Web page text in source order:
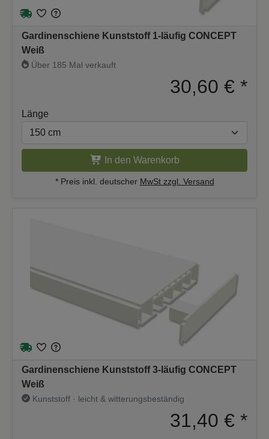
Gardinenschiene Kunststoff 1-läufig CONCEPT
Weiß
Über 185 Mal verkauft
30,60 € *
Länge
In den Warenkorb
* Preis inkl. deutscher MwSt zzgl. Versand
Gardinenschiene Kunststoff 3-läufig CONCEPT
Weiß
Kunststoff · leicht & witterungsbeständig
31,40 € *